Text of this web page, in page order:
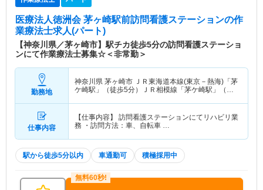
医療法人徳洲会 茅ヶ崎駅前訪問看護ステーションの作
業療法士求人(パート)
【神奈川県／茅ヶ崎市】駅チカ徒歩5分の訪問看護ステーショ
ンにて作業療法士募集☆＜非常勤＞
勤務地
神奈川県 茅ヶ崎市 ＪＲ東海道本線(東京－熱海)「茅
ケ崎駅」（徒歩5分）ＪＲ相模線「茅ケ崎駅」（徒
仕事内容
【仕事内容】 訪問看護ステーションにてリハビリ業
務 ・訪問方法：車、自転車 …
駅から徒歩5分以内 車通勤可 積極採用中